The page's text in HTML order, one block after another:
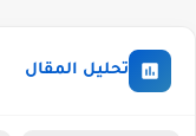
تحليل المقال